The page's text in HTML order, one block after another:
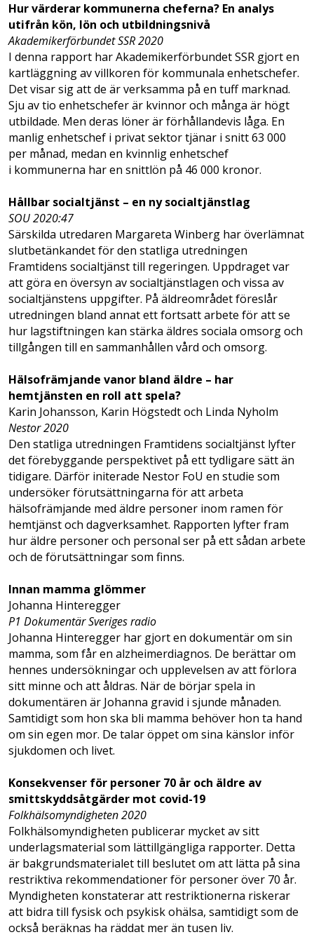
Hur värderar kommunerna cheferna? En analys
utifrån kön, lön och utbildningsnivå
Akademikerförbundet SSR 2020
I denna rapport har Akademikerförbundet SSR gjort en
kartläggning av villkoren för kommunala enhetschefer.
Det visar sig att de är verksamma på en tuff marknad.
Sju av tio enhetschefer är kvinnor och många är högt
utbildade. Men deras löner är förhållandevis låga. En
manlig enhetschef i privat sektor tjänar i snitt 63 000
per månad, medan en kvinnlig enhetschef
i kommunerna har en snittlön på 46 000 kronor.
Hållbar socialtjänst – en ny socialtjänstlag
SOU 2020:47
Särskilda utredaren Margareta Winberg har överlämnat
slutbetänkandet för den statliga utredningen
Framtidens socialtjänst till regeringen. Uppdraget var
att göra en översyn av socialtjänstlagen och vissa av
socialtjänstens uppgifter. På äldreområdet före­slår
utredningen bland annat ett fortsatt arbete för att se
hur lagstiftningen kan stärka äldres sociala omsorg och
tillgången till en sammanhållen vård och omsorg.
Hälsofrämjande vanor bland äldre – har
hemtjänsten en roll att spela?
Karin Johansson, Karin Högstedt och Linda Nyholm
Nestor 2020
Den statliga utredningen Framtidens socialtjänst lyfter
det förebyggande perspektivet på ett tydligare sätt än
tidigare. Därför initerade Nestor FoU en studie som
undersöker förutsättningarna för att arbeta
hälsofrämjande med äldre personer inom ramen för
hemtjänst och dagverksamhet. Rapporten lyfter fram
hur äldre personer och personal ser på ett sådan arbete
och de förutsättningar som finns.
Innan mamma glömmer
Johanna Hinteregger
P1 Dokumentär Sveriges radio
Johanna Hinteregger har gjort en dokumentär om sin
mamma, som får en alzheimerdiagnos. De berättar om
hennes undersökningar och upplevelsen av att förlora
sitt minne och att åldras. När de börjar spela in
dokumentären är Johanna gravid i sjunde månaden.
Samtidigt som hon ska bli mamma behöver hon ta hand
om sin egen mor. De talar öppet om sina känslor inför
sjukdomen och livet.
Konsekvenser för personer 70 år och äldre av
smittskyddsåtgärder mot covid-19
Folkhälsomyndigheten 2020
Folkhälsomyndigheten publicerar mycket av sitt
underlagsmaterial som lättillgängliga rapporter. Detta
är bakgrundsmaterialet till beslutet om att lätta på sina
restriktiva rekommendationer för personer över 70 år.
Myndigheten konstaterar att restriktionerna riskerar
att bidra till fysisk och psykisk ohälsa, samtidigt som de
också beräknas ha räddat mer än tusen liv.